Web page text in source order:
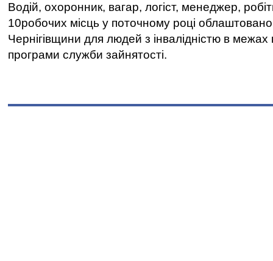
Водій, охоронник, вагар, логіст, менеджер,
10робочих місць у поточному році
Чернігівщини для людей з інвалідністю в межах
програми служби зайнятості.